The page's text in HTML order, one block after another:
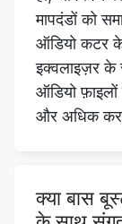
ऑडियो
और अधिक
क्या बास
हाँ, यह टूल
Safari और